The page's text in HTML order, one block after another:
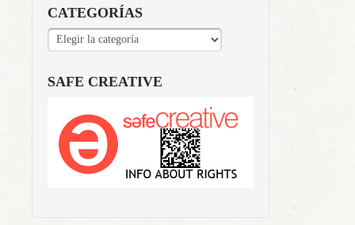
CATEGORÍAS
CATEGORÍAS
SAFE CREATIVE